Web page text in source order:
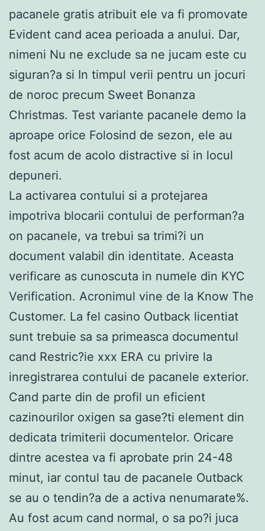
pacanele gratis atribuit ele va fi promovate
Evident cand acea perioada a anului. Dar,
nimeni Nu ne exclude sa ne jucam este cu
siguran?a si In timpul verii pentru un jocuri
de noroc precum Sweet Bonanza
Christmas. Test variante pacanele demo la
aproape orice Folosind de sezon, ele au
fost acum de acolo distractive si in locul
depuneri.
La activarea contului si a protejarea
impotriva blocarii contului de performan?a
on pacanele, va trebui sa trimi?i un
document valabil din identitate. Aceasta
verificare as cunoscuta in numele din KYC
Verification. Acronimul vine de la Know The
Customer. La fel casino Outback licentiat
sunt trebuie sa sa primeasca documentul
cand Restric?ie xxx ERA cu privire la
inregistrarea contului de pacanele exterior.
Cand parte din de profil un eficient
cazinourilor oxigen sa gase?ti element din
dedicata trimiterii documentelor. Oricare
dintre acestea va fi aprobate prin 24-48
minut, iar contul tau de pacanele Outback
se au o tendin?a de a activa nenumarate%.
Au fost acum cand normal, o sa po?i juca